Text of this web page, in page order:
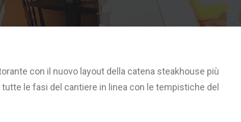
con il nuovo layout della catena steakhouse più
tutte le fasi del cantiere in linea con le tempistiche del